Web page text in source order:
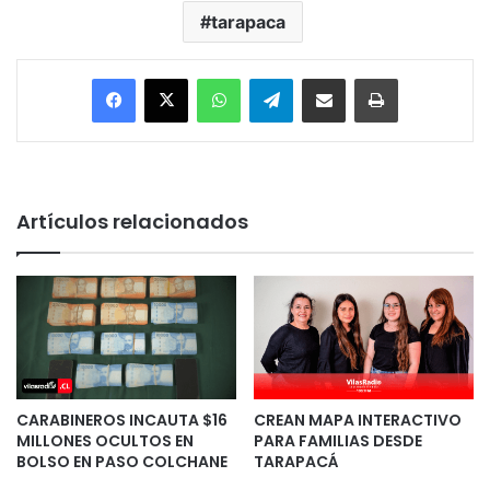
tarapaca
Facebook
X WhatsAppTelegramEnviar vía email Imprimir
Artículos relacionados
CARABINEROS INCAUTA $16
MILLONES OCULTOS EN
BOLSO EN PASO COLCHANE
CREAN MAPA INTERACTIVO
PARA FAMILIAS DESDE
TARAPACÁ